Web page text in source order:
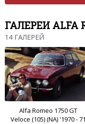
ГАЛЕРЕИ ALFA
14 ГАЛЕРЕЙ
Alfa Romeo 1750 GT
Veloce (105) (NA) '1970 - 71